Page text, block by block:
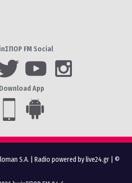
FM Social
Download App
S.A. Radio powered by live24.gr | ©